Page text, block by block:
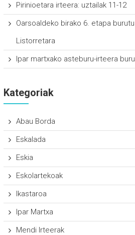
Pirinioetara irteera: uztailak 11-12
Oarsoaldeko birako 6. etapa
Listorretara
Ipar martxako asteburu-irteera
Kategoriak
Abau Borda
Eskalada
Eskia
Eskolartekoak
Ikastaroa
Ipar Martxa
Mendi Irteerak